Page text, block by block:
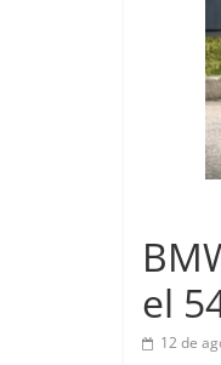
el
12 de